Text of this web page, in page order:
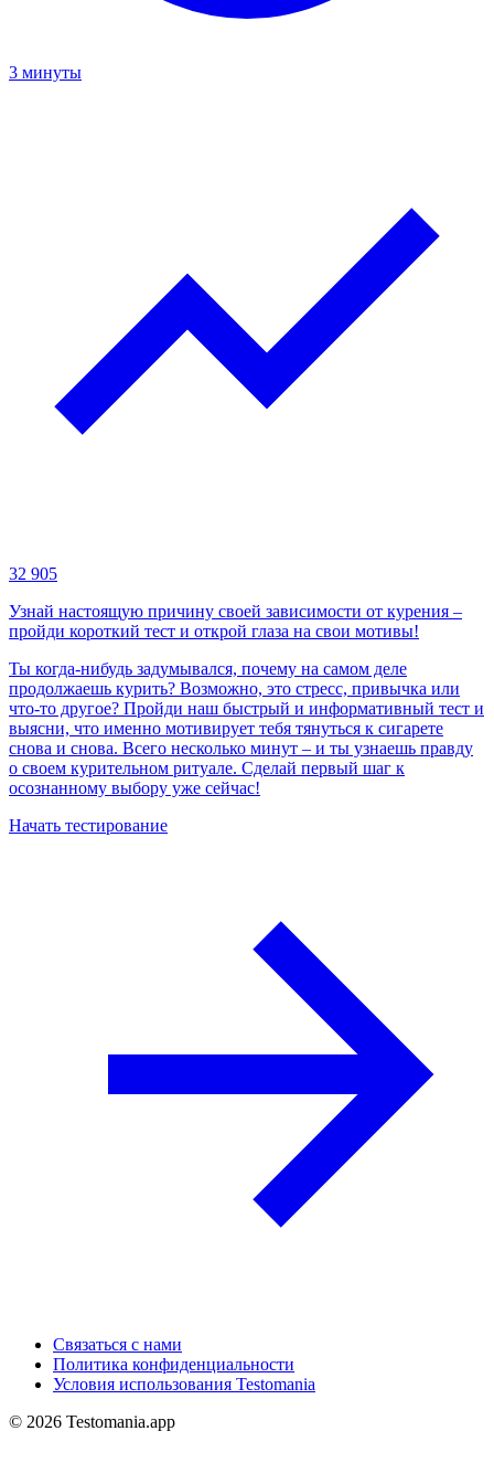
3 минуты
32 905
Узнай настоящую причину своей зависимости от курения –
пройди короткий тест и открой глаза на свои мотивы!
Ты когда-нибудь задумывался, почему на самом деле
продолжаешь курить? Возможно, это стресс, привычка или
что-то другое? Пройди наш быстрый и информативный тест и
выясни, что именно мотивирует тебя тянуться к сигарете
снова и снова. Всего несколько минут – и ты узнаешь правду
о своем курительном ритуале. Сделай первый шаг к
осознанному выбору уже сейчас!
Начать тестирование
Связаться с нами
Политика конфиденциальности
Условия использования Testomania
© 2026 Testomania.app